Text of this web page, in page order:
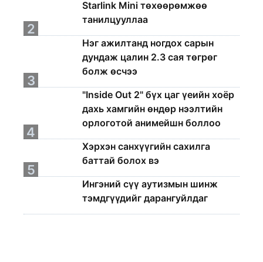
Starlink Mini төхөөрөмжөө
танилцууллаа
2
Нэг ажилтанд ногдох сарын
дундаж цалин 2.3 сая төгрөг
болж өсчээ
3
"Inside Out 2" бүх цаг үеийн хоёр
дахь хамгийн өндөр нээлтийн
орлоготой анимейшн боллоо
4
Хэрхэн санхүүгийн сахилга
баттай болох вэ
5
Ингэний сүү аутизмын шинж
тэмдгүүдийг дарангуйлдаг